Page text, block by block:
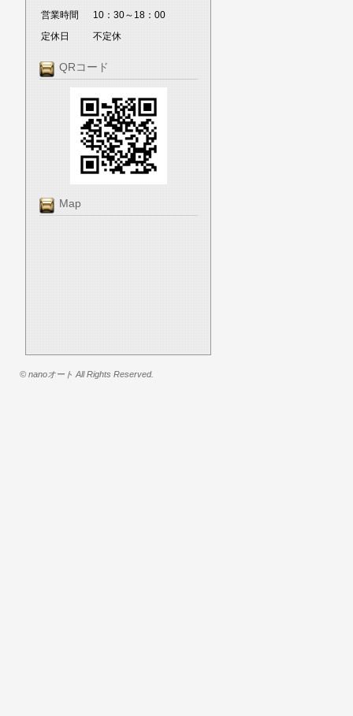
営業時間
10：30～18：00
定休日
不定休
QRコード
Map
© nanoオート All Rights Reserved.